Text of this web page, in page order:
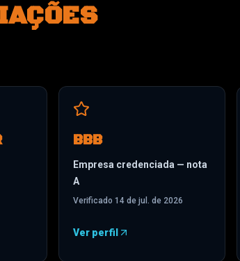
em uma nova guia)
BBB
Empresa credenciada — nota
A
Verificado 14 de jul. de 2026
Ver perfil
—BBB( abre em uma nova guia